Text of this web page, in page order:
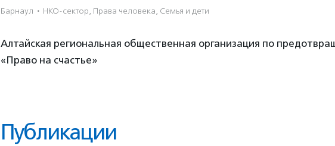
Барнаул · НКО-сектор, Права человека, Семья и дети
Алтайская региональная общественная организация по
«Право на счастье»
Публикации